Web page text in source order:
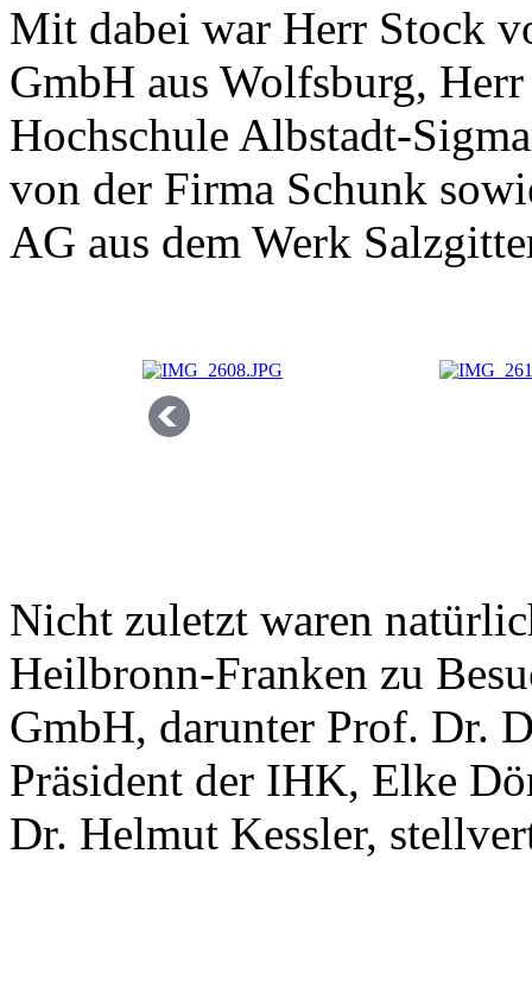
Mit dabei war Herr Stock
GmbH aus Wolfsburg,
Hochschule Albstadt-
von der Firma Schunk
AG aus dem Werk
Nicht zuletzt waren
Heilbronn-Franken zu
GmbH, darunter Prof. Dr.
Präsident der IHK, Elke
Dr. Helmut Kessler,